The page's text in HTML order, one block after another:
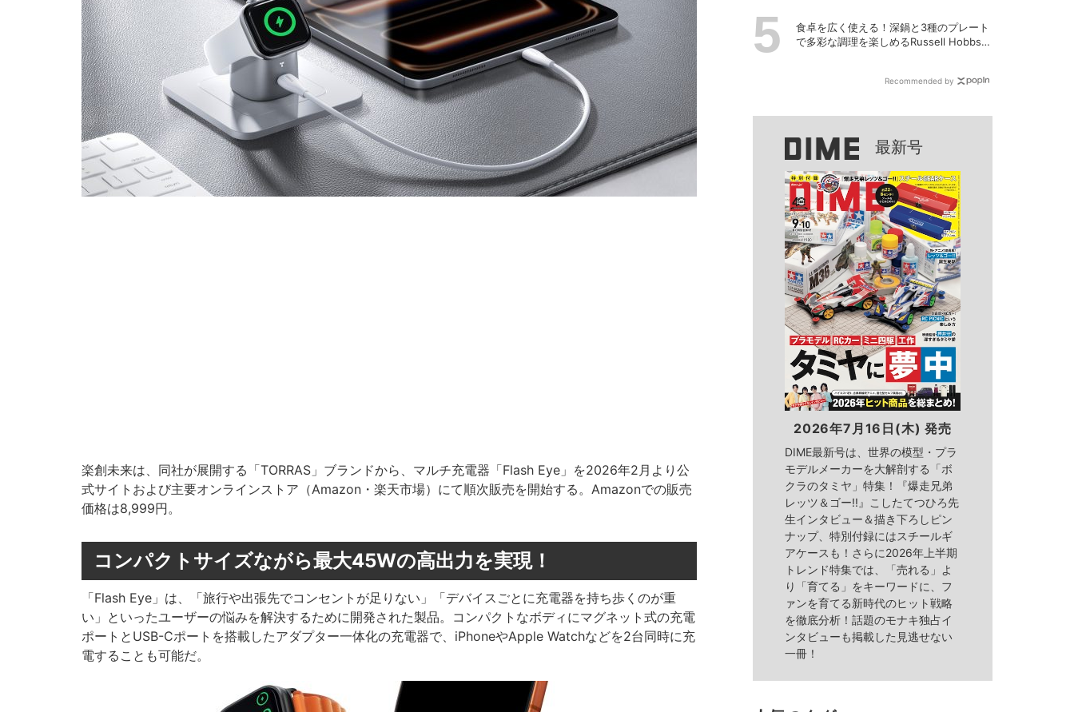
楽創未来は、同社が展開する「TORRAS」ブランドから、マルチ充電器「Flash Eye」を2026年2月より公
式サイトおよび主要オンラインストア（Amazon・楽天市場）にて順次販売を開始する。Amazonでの販売
価格は8,999円。
コンパクトサイズながら最大45Wの高出力を実現！
「Flash Eye」は、「旅行や出張先でコンセントが足りない」「デバイスごとに充電器を持ち歩くのが重
い」といったユーザーの悩みを解決するために開発された製品。コンパクトなボディにマグネット式の充電
ポートとUSB-Cポートを搭載したアダプター一体化の充電器で、iPhoneやApple Watchなどを2台同時に充
電することも可能だ。
食卓を広く使える！深鍋と3種のプレート
で多彩な調理を楽しめるRussell Hobbsの
Recommended by
最新号
2026年7月16日(木) 発売
DIME最新号は、世界の模型・プラ
モデルメーカーを大解剖する「ボ
クラのタミヤ」特集！『爆走兄弟
レッツ＆ゴー!!』こしたてつひろ先
生インタビュー＆描き下ろしピン
ナップ、特別付録にはスチールギ
アケースも！さらに2026年上半期
トレンド特集では、「売れる」よ
り「育てる」をキーワードに、フ
ァンを育てる新時代のヒット戦略
を徹底分析！話題のモナキ独占イ
ンタビューも掲載した見逃せない
一冊！